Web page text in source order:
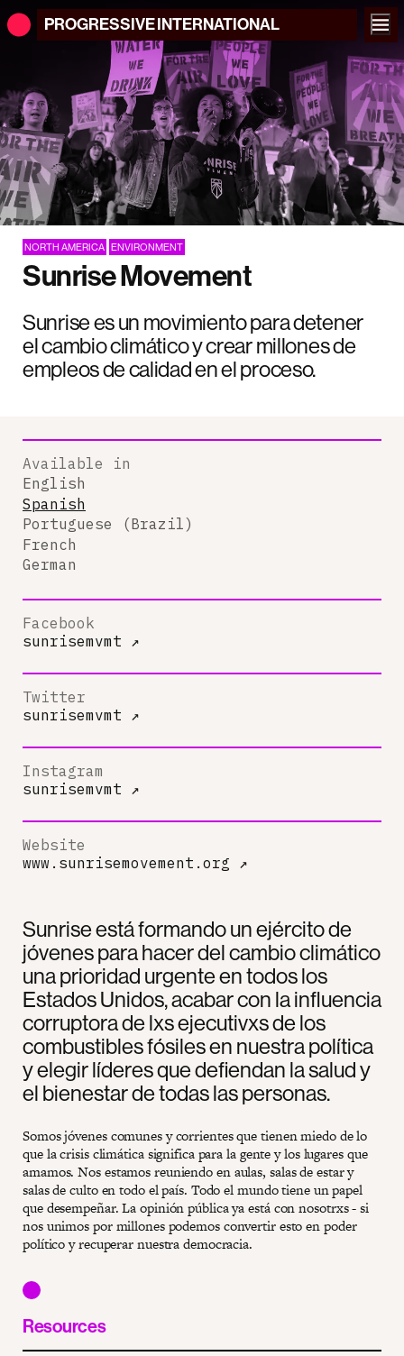
PROGRESSIVEINTERNATIONAL
NORTH AMERICA ENVIRONMENT
Sunrise Movement
Sunrise es un movimiento para detener
el cambio climático y crear millones de
empleos de calidad en el proceso.
Sunrise está formando un ejército de
jóvenes para hacer del cambio climático
una prioridad urgente en todos los
Estados Unidos, acabar con la influencia
corruptora de lxs ejecutivxs de los
combustibles fósiles en nuestra política
y elegir líderes que defiendan la salud y
el bienestar de todas las personas.
Somos jóvenes comunes y corrientes que tienen miedo de lo
que la crisis climática significa para la gente y los lugares que
amamos. Nos estamos reuniendo en aulas, salas de estar y
salas de culto en todo el país. Todo el mundo tiene un papel
que desempeñar. La opinión pública ya está con nosotrxs - si
nos unimos por millones podemos convertir esto en poder
político y recuperar nuestra democracia.
Resources
Available in
English
Spanish
Portuguese (Brazil)
French
German
Facebook
sunrisemvmt ↗
Twitter
sunrisemvmt ↗
Instagram
sunrisemvmt ↗
Website
www.sunrisemovement.org ↗